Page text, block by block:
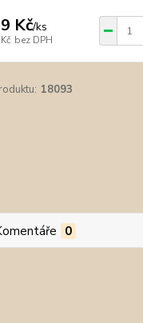
Kč/ks
bez DPH
18093
0